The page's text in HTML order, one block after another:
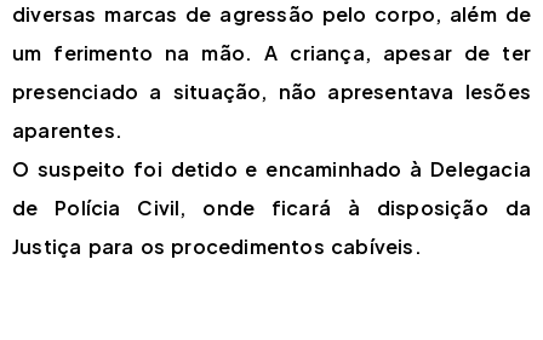
diversas marcas de agressão pelo corpo, além de
um ferimento na mão. A criança, apesar de ter
presenciado a situação, não apresentava lesões
aparentes.
O suspeito foi detido e encaminhado à Delegacia
de Polícia Civil, onde ficará à disposição da
Justiça para os procedimentos cabíveis.